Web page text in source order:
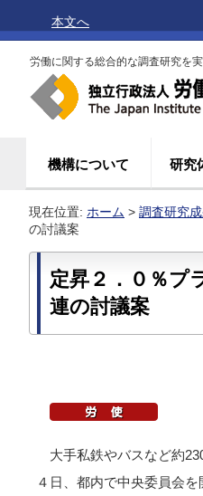
本文へ
労働に関する総合的な調査研究を
機構について 研究
現在位置: ホーム > 調査研究
の討議案
定昇２．０％プ
連の討議案
大手私鉄やバスなど約
４日、都内で中央委員会